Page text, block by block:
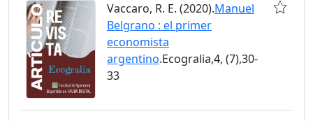
Vaccaro, R. E. (2020).Manuel
Belgrano : el primer
economista
argentino.Ecogralia,4, (7),30-
33